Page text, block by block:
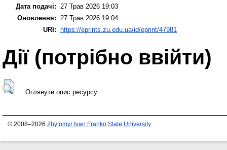
Дата подачі:
27 Трав 2026 19:03
Оновлення:
27 Трав 2026 19:04
URI: https://eprints.zu.edu.ua/id/eprint/47981
Дії ​​(потрібно ввійти)
Оглянути опис ресурсу
© 2008–2026 Zhytomyr Ivan Franko State University